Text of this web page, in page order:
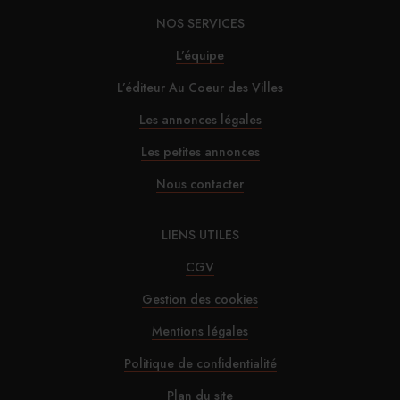
30/07/2026
Alfred Hotels ouvre son premier hôtel à Paris
29/07/2026
InterContinental Paris Le Grand : Christophe
29/07/2026
29/07/2026
Brown-Forman rejette l’offre de Sazerac
29/07/2026
NOS SERVICES
L’équipe
L’éditeur Au Coeur des Villes
Les annonces légales
Les petites annonces
Nous contacter
LIENS UTILES
CGV
Gestion des cookies
Mentions légales
Politique de confidentialité
Plan du site